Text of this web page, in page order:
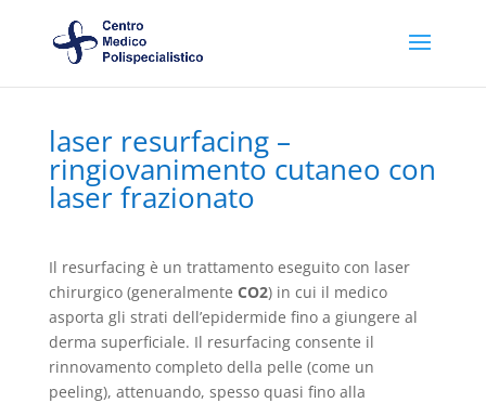
laser resurfacing –
ringiovanimento cutaneo con
laser frazionato
Il resurfacing è un trattamento eseguito con laser
chirurgico (generalmente CO2) in cui il medico
asporta gli strati dell’epidermide fino a giungere al
derma superficiale. Il resurfacing consente il
rinnovamento completo della pelle (come un
peeling), attenuando, spesso quasi fino alla